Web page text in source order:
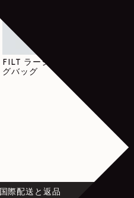
FILT ラージ クロスボディ ネット
グバッグ
際配送と返品